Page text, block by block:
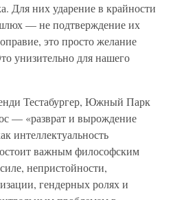
Для них ударение в крайности
— не подтверждение их
это просто желание
унизительно для нашего
Тестабургер, Южный Парк
— «разврат и вырождение
интеллектуальность
важным философским
непристойности,
гендерных ролях и